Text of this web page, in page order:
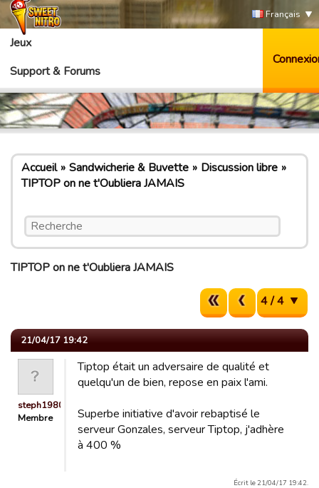
Français
Jeux
Support & Forums
Accueil Sandwicherie & Buvette
Discussion libre
TIPTOP on ne t'Oubliera JAMAIS
TIPTOP on ne t'Oubliera JAMAIS
4 / 4
21/04/17 19:42
steph19800
Membre
Tiptop était un adversaire de qualité et
quelqu'un de bien, repose en paix l'ami.
Superbe initiative d'avoir rebaptisé le
serveur Gonzales, serveur Tiptop, j'adhère
à 400 %
Écrit le 21/04/17 19:42.